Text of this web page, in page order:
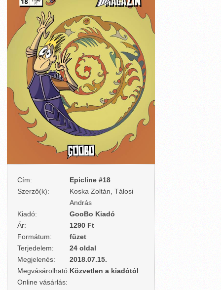
Cím:
Epicline #18
Szerző(k):
Koska Zoltán, Tálosi
András
Kiadó:
GooBo Kiadó
Ár:
1290 Ft
Formátum:
füzet
Terjedelem:
24 oldal
Megjelenés:
2018.07.15.
Megvásárolható:Közvetlen a kiadótól
Online vásárlás: